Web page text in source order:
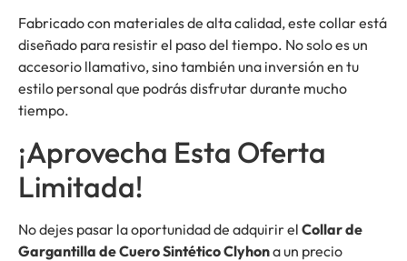
Fabricado con materiales de alta calidad, este collar está
diseñado para resistir el paso del tiempo. No solo es un
accesorio llamativo, sino también una inversión en tu
estilo personal que podrás disfrutar durante mucho
tiempo.
¡Aprovecha Esta Oferta
Limitada!
No dejes pasar la oportunidad de adquirir el Collar de
Gargantilla de Cuero Sintético Clyhona un precio